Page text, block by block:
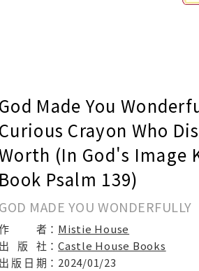
God Made You
Curious Crayon Who
(In God's Image
Book Psalm 139)
GOD MADE YOU WONDERFULLY
者： Mistie House
出
版 社：Castle House Books
出 版 日 期： 2024/01/23